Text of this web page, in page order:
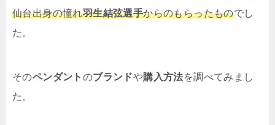
仙台出身の憧れ羽生結弦選手からのもらったものでし
た。
そのペンダント のブランドや購入方法を調べてみまし
た。